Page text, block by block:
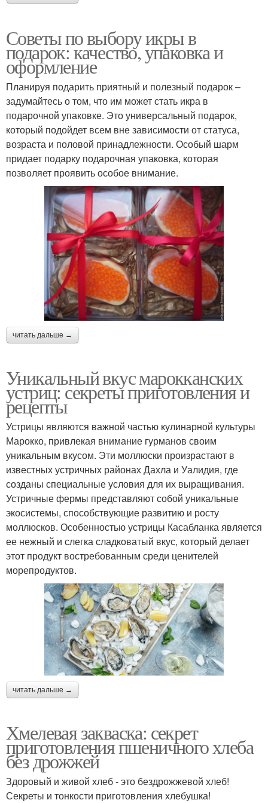
Советы по выбору икры в
подарок: качество, упаковка и
оформление
Планируя подарить приятный и полезный подарок –
задумайтесь о том, что им может стать икра в
подарочной упаковке. Это универсальный подарок,
который подойдет всем вне зависимости от статуса,
возраста и половой принадлежности. Особый шарм
придает подарку подарочная упаковка, которая
позволяет проявить особое внимание.
читать дальше →
Уникальный вкус марокканских
устриц: секреты приготовления и
рецепты
Устрицы являются важной частью кулинарной культуры
Марокко, привлекая внимание гурманов своим
уникальным вкусом. Эти моллюски произрастают в
известных устричных районах Дахла и Уалидия, где
созданы специальные условия для их выращивания.
Устричные фермы представляют собой уникальные
экосистемы, способствующие развитию и росту
моллюсков. Особенностью устрицы Касабланка является
ее нежный и слегка сладковатый вкус, который делает
этот продукт востребованным среди ценителей
морепродуктов.
читать дальше →
Хмелевая закваска: секрет
приготовления пшеничного хлеба
без дрожжей
Здоровый и живой хлеб - это бездрожжевой хлеб!
Секреты и тонкости приготовления хлебушка!